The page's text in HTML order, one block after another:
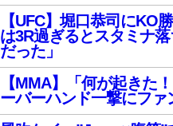
【UFC】堀口恭司にKO
は3R過ぎるとスタミナ
だった」
【MMA】「何が起きた
ーバーハンド一撃にファ